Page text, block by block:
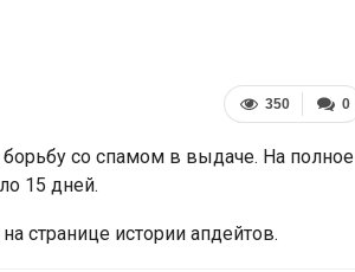
0
350
со спамом в выдаче. На полное
15 дней.
странице истории апдейтов.